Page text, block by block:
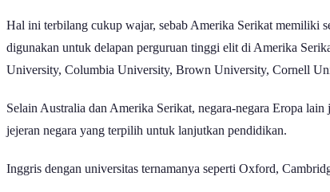
Hal ini terbilang cukup wajar, sebab Amerika Serikat memiliki
digunakan untuk delapan perguruan tinggi elit di Amerika
University, Columbia University, Brown University, Cornell
Selain Australia dan Amerika Serikat, negara-negara Eropa
jejeran negara yang terpilih untuk lanjutkan pendidikan.
Inggris dengan universitas ternamanya seperti Oxford,